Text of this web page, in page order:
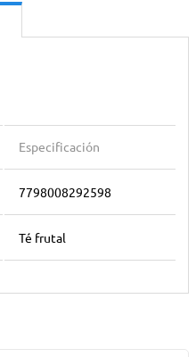
Especificación
7798008292598
Té frutal